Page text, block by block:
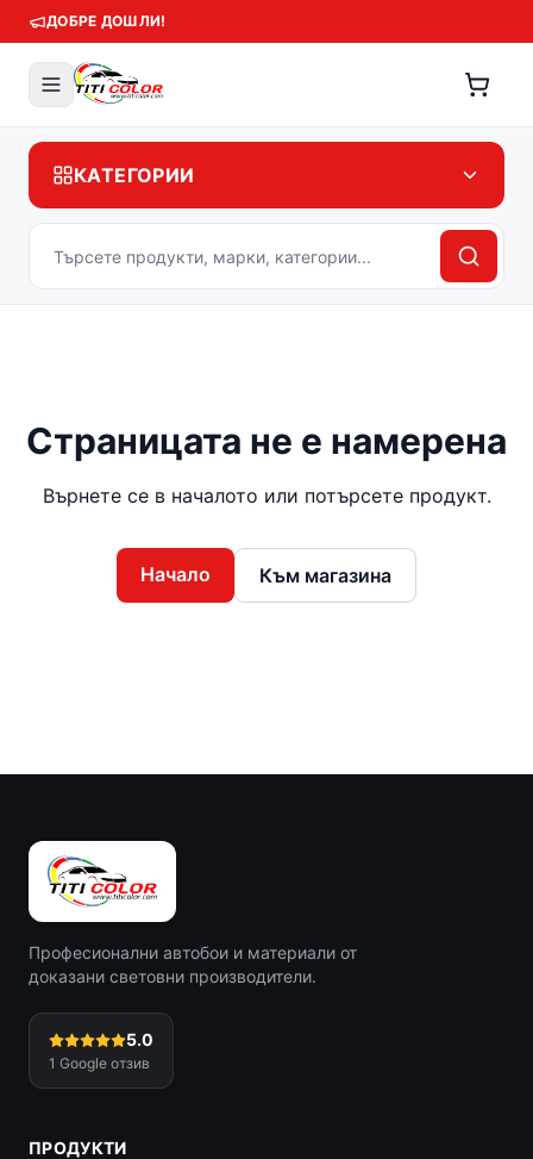
ДОБРЕ ДОШЛИ!
КАТЕГОРИИ
Страницата не е намерена
Върнете се в началото или потърсете продукт.
Начало Към магазина
Професионални автобои и материали от
доказани световни производители.
5.0
1 Google отзив
ПРОДУКТИ